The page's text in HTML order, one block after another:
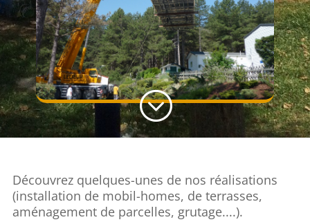
;
Découvrez quelques-unes de nos réalisations
(installation de mobil-homes, de terrasses,
aménagement de parcelles, grutage....).